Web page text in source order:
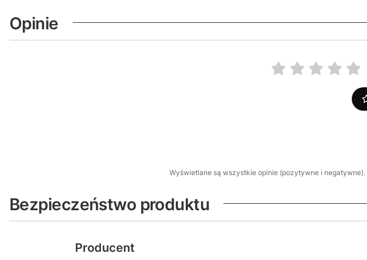
Opinie
Wyświetlane są wszystkie opinie (pozytywne i
Bezpieczeństwo produktu
Producent